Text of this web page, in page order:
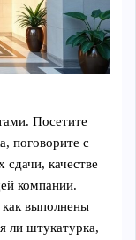
Посетите
поговорите с
качестве
компании.
выполнены
ли штукатурка,